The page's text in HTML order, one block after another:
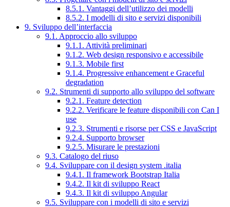
8.5.1. Vantaggi dell’utilizzo dei modelli
8.5.2. I modelli di sito e servizi disponibili
9. Sviluppo dell’interfaccia
9.1. Approccio allo sviluppo
9.1.1. Attività preliminari
9.1.2. Web design responsivo e accessibile
9.1.3. Mobile first
9.1.4. Progressive enhancement e Graceful
degradation
9.2. Strumenti di supporto allo sviluppo del software
9.2.1. Feature detection
9.2.2. Verificare le feature disponibili con Can I
use
9.2.3. Strumenti e risorse per CSS e JavaScript
9.2.4. Supporto browser
9.2.5. Misurare le prestazioni
9.3. Catalogo del riuso
9.4. Sviluppare con il design system .italia
9.4.1. Il framework Bootstrap Italia
9.4.2. Il kit di sviluppo React
9.4.3. Il kit di sviluppo Angular
9.5. Sviluppare con i modelli di sito e servizi